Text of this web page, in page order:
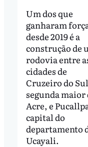
Um dos que
ganharam
desde 2019 é a
construção de
rodovia entre
cidades de
Cruzeiro do
segunda maior
Acre, e
capital do
departamento
Ucayali.